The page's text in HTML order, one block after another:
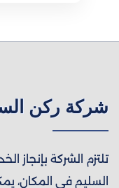
شركة ركن
تلتزم الشركة
السليم في المكان،